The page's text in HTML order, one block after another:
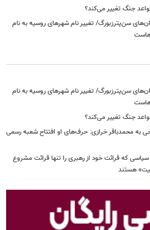
جنگ تغییر می‌کند؟
سن‌پترزبورگ/ تغییر نام شهرهای روسیه به نام
سن‌پترزبورگ/ تغییر نام شهرهای روسیه به نام
جنگ تغییر می‌کند؟
به محمدباقر خرازی: حرف‌های او افتتاح شعبه رسمی
که قرائت خود از رهبری را تنها قرائت مشروع
هستند